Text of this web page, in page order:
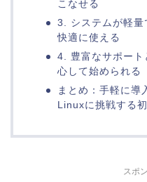
こなせる
3. システムが軽量
快適に使える
4. 豊富なサポート
心して始められる
まとめ：手軽に導
Linuxに挑戦する
スポ